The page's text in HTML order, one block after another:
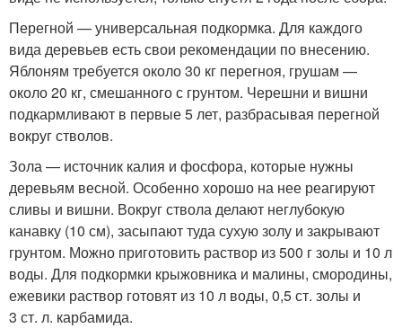
Перегной — универсальная подкормка. Для каждого
вида деревьев есть свои рекомендации по внесению.
Яблоням требуется около 30 кг перегноя, грушам —
около 20 кг, смешанного с грунтом. Черешни и вишни
подкармливают в первые 5 лет, разбрасывая перегной
вокруг стволов.
Зола — источник калия и фосфора, которые нужны
деревьям весной. Особенно хорошо на нее реагируют
сливы и вишни. Вокруг ствола делают неглубокую
канавку (10 см), засыпают туда сухую золу и закрывают
грунтом. Можно приготовить раствор из 500 г золы и 10 л
воды. Для подкормки крыжовника и малины, смородины,
ежевики раствор готовят из 10 л воды, 0,5 ст. золы и
3 ст. л. карбамида.